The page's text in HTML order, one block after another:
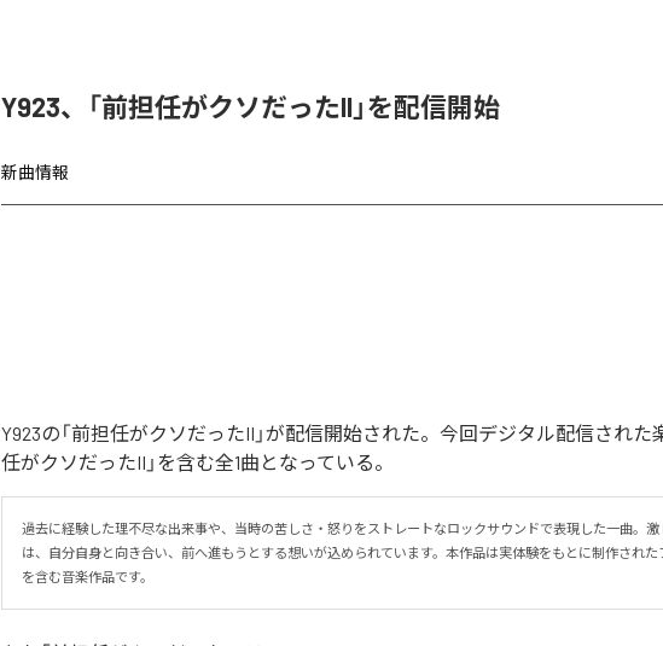
Y923、「前担任がクソだったII」を配信開始
新曲情報
Y923の「前担任がクソだったII」が配信開始された。今回デジタル配信された
任がクソだったII」を含む全1曲となっている。
過去に経験した理不尽な出来事や、当時の苦しさ・怒りをストレートなロックサウンドで表現した一曲。激
は、自分自身と向き合い、前へ進もうとする想いが込められています。本作品は実体験をもとに制作された
を含む音楽作品です。